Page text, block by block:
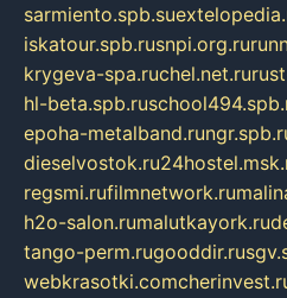
sarmiento.spb.su
iskatour.spb.rusnpi.org.ru
krygeva-spa.ruchel.net.ru
hl-beta.spb.ru
epoha-metalband.ru
dieselvostok.ru
regsmi.rufilmnetwork.ru
h2o-salon.rumalutkayork.ru
tango-perm.rugooddir.ru
webkrasotki.com